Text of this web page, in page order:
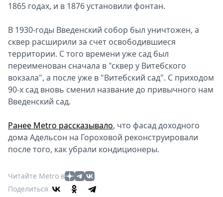
1865 годах, и в 1876 установили фонтан.
В 1930-годы Введенский собор был уничтожен, а
сквер расширили за счет освободившиеся
территории. С того времени уже сад был
переименован сначала в "сквер у Витебского
вокзала", а после уже в "Витебский сад". С приходом
90-х сад вновь сменил название до привычного нам
Введенский сад.
Ранее Metro рассказывало, что фасад доходного
дома Адельсон на Гороховой реконструировали
после того, как убрали кондиционеры.
Читайте Metro в
Поделиться